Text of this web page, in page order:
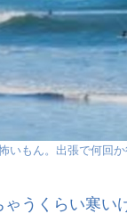
いもん。出張で何回
ゃうくらい寒い